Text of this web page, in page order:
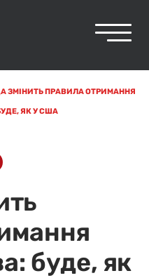
ЗМІНИТЬ ПРАВИЛА ОТРИМАННЯ
ЯК У США
буде, як